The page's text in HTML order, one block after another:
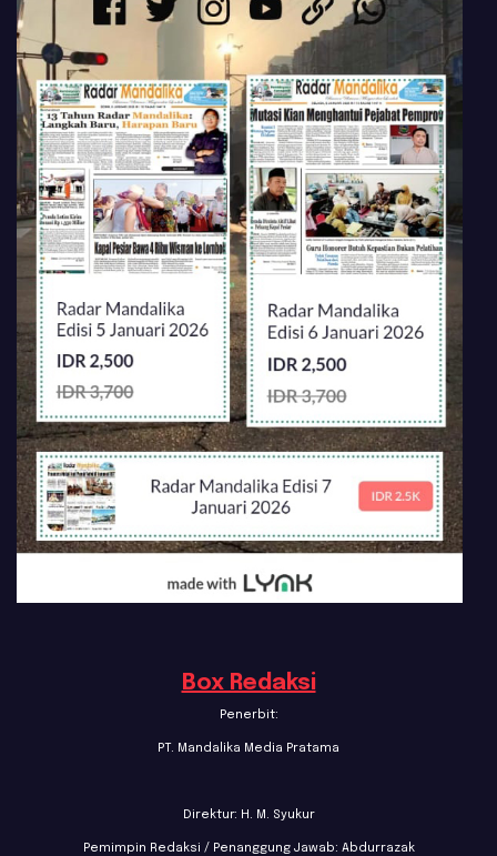
Box Redaksi
Penerbit:
PT. Mandalika Media Pratama
Direktur: H. M. Syukur
Pemimpin Redaksi / Penanggung Jawab: Abdurrazak